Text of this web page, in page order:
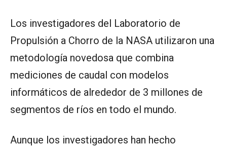
Los investigadores del Laboratorio de
Propulsión a Chorro de la NASA utilizaron una
metodología novedosa que combina
mediciones de caudal con modelos
informáticos de alrededor de 3 millones de
segmentos de ríos en todo el mundo.
Aunque los investigadores han hecho